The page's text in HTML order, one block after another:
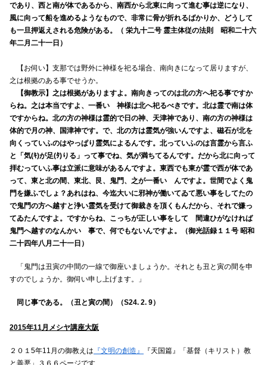
であり、西と南が体であるから、南西から北東に向って進む事は逆になり、
風に向って船を進めるようなもので、非常に骨が折れるばかりか、どうして
も一旦押返えされる危険がある。（ 栄九十二号 霊主体従の法則 昭和二十六
年二月二十一日）
【お伺い】支那では野外に神様を祀る場合、南向きになって居りますが、
之は根拠のある事でせうか。
【御教示】之は根拠がありますよ。南向きってのは北の方へ祀る事ですか
らね。之は本当ですよ、一番いゝ神様は北へ祀るべきです。北は霊で南は体
ですからね。北の方の神様は霊的で日の神、天津神であり、南の方の神様は
体的で月の神、国津神です。で、北の方は霊気が強いんですよ、磁石が北を
向くっていふのはやっぱり霊気によるんです。北っていふのは言霊から言ふ
と「気(ｷ)が足(ﾀ)りる」って事でね、気が満ちてるんです。だから北に向って
拝むっていふ事は立派に意味があるんですよ。東西でも東が霊で西が体であ
って、東と北の間、東北、艮、鬼門、之が一番いゝんですよ。世間でよく鬼
門を嫌ふでしょ？あれはね、今迄大いに邪神が働いてゐて悪い事をしてたの
で鬼門の方へ越すと浄い霊気を受けて御裁きを頂くもんだから、それで嫌っ
てゐたんですよ。ですからね、こっちが正しい事をしてゝ間違ひがなければ
鬼門へ越すのなんかいゝ事で、何でもないんですよ。（御光話録１１号 昭和
二十四年八月二十一日）
「鬼門は丑寅の中間の一線で御座いましょうか。それとも丑と寅の間を申
すのでしょうか。御伺い申し上げます。」
同じ事である。（丑と寅の間）（S24. 2. 9）
2015年11月メシヤ講座大阪
２０１5年11月の御教えは 『文明の創造』
『天国篇』「基督（キリスト）教
と善悪」３６６ページです